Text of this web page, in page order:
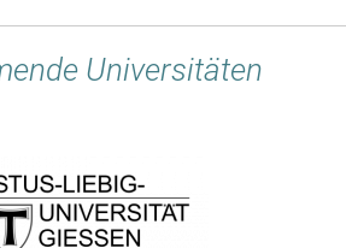
Universitäten